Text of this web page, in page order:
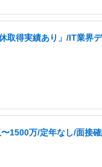
得実績あり」/IT業界
1500万/定年なし/面接